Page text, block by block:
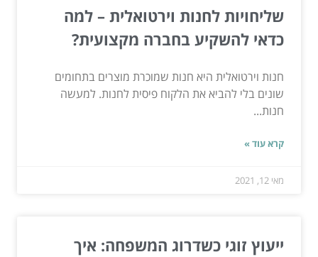
שליחויות לחנות וירטואלית – למה
כדאי להשקיע בחברה מקצועית?
חנות וירטואלית היא חנות שמוכרת מוצרים בתחומים
שונים בלי להביא את הלקוח פיסית לחנות. למעשה
חנות...
קרא עוד »
מאי 12, 2021
ייעוץ זוגי כשדרוג המשפחה: איך